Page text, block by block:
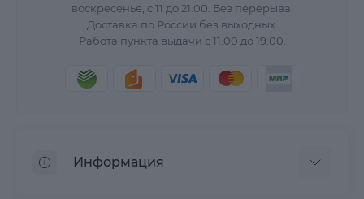
воскресенье, с 11 до 21.00. Без перерыва.
Доставка по России без выходных.
Работа пункта выдачи с 11.00 до 19.00.
Информация